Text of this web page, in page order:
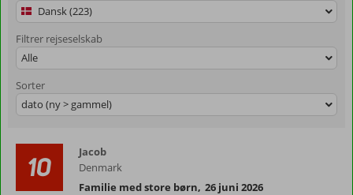
Dansk (223)
Filtrer rejseselskab
Alle
Sorter
dato (ny > gammel)
10
Jacob
Denmark
Familie med store børn, 26 juni 2026